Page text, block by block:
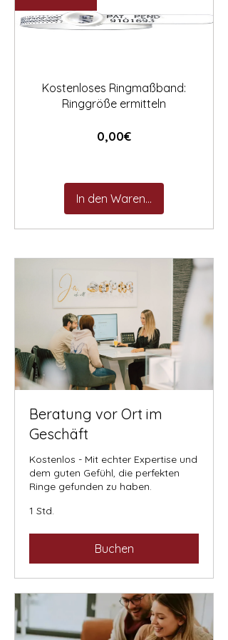
Kostenloses Ringmaßband:
Ringgröße ermitteln
0,00€Preis
In den Warenkorb
Beratung vor Ort im
Geschäft
Kostenlos - Mit echter Expertise und
dem guten Gefühl, die perfekten
Ringe gefunden zu haben.
1 Std.
Buchen